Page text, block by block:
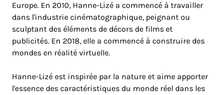
Europe. En 2010, Hanne-Lizé a commencé à travailler
dans l'industrie cinématographique, peignant ou
sculptant des éléments de décors de films et
publicités. En 2018, elle a commencé à construire des
mondes en réalité virtuelle.
Hanne-Lizé est inspirée par la nature et aime apporter
l'essence des caractéristiques du monde réel dans les